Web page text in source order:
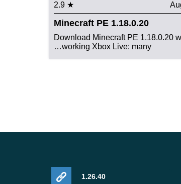
★ 2.9
Minecraft PE 1.18.0.20
Download Minecraft PE 1.18.0.20
working Xbox Live: many…
1.26.40